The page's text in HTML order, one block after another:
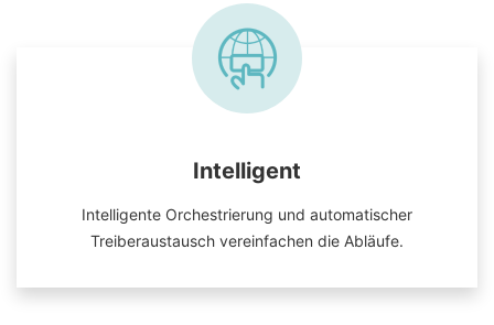
Intelligent
Intelligente Orchestrierung und automatischer
Treiberaustausch vereinfachen die Abläufe.